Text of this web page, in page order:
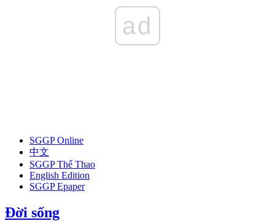
ad
SGGP Online
中文
SGGP Thể Thao
English Edition
SGGP Epaper
Đời sống